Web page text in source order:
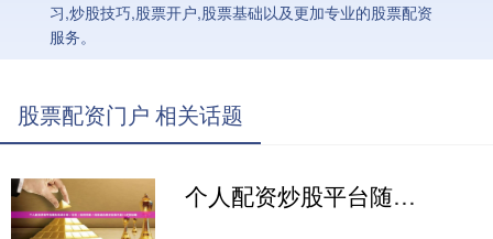
习,炒股技巧,股票开户,股票基础以及更加专业的股票配资
服务。
股票配资门户 相关话题
个人配资炒股平台随机生成介绍 / 分析 / 如何判断 / 风险适合网站发布不超30字的标题